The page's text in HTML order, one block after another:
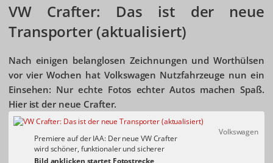
VW Crafter: Das ist der neue
Transporter (aktualisiert)
Nach einigen belanglosen Zeichnungen und Worthülsen
vor vier Wochen hat Volkswagen Nutzfahrzeuge nun ein
Einsehen: Nur echte Fotos echter Autos machen Spaß.
Hier ist der neue Crafter.
Volkswagen
Premiere auf der IAA: Der neue VW Crafter
wird schöner, funktionaler und sicherer